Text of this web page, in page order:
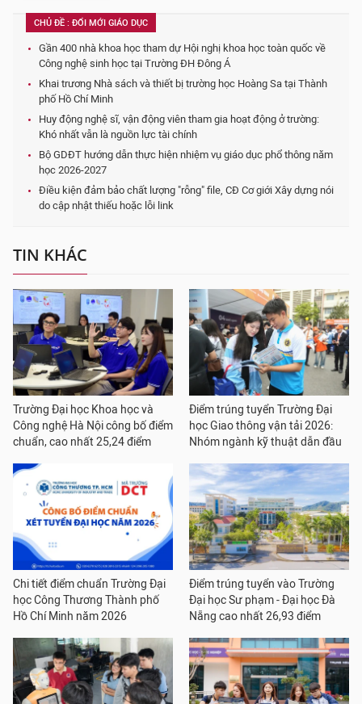
CHỦ ĐỀ : ĐỔI MỚI GIÁO DỤC
Gần 400 nhà khoa học tham dự Hội nghị khoa học toàn quốc về
Công nghệ sinh học tại Trường ĐH Đông Á
Khai trương Nhà sách và thiết bị trường học Hoàng Sa tại Thành
phố Hồ Chí Minh
Huy động nghệ sĩ, vận động viên tham gia hoạt động ở trường:
Khó nhất vẫn là nguồn lực tài chính
Bộ GDĐT hướng dẫn thực hiện nhiệm vụ giáo dục phổ thông năm
học 2026-2027
Điều kiện đảm bảo chất lượng "rỗng" file, CĐ Cơ giới Xây dựng nói
do cập nhật thiếu hoặc lỗi link
TIN KHÁC
Trường Đại học Khoa học và
Công nghệ Hà Nội công bố điểm
chuẩn, cao nhất 25,24 điểm
Điểm trúng tuyển Trường Đại
học Giao thông vận tải 2026:
Nhóm ngành kỹ thuật dẫn đầu
Chi tiết điểm chuẩn Trường Đại
học Công Thương Thành phố
Hồ Chí Minh năm 2026
Điểm trúng tuyển vào Trường
Đại học Sư phạm - Đại học Đà
Nẵng cao nhất 26,93 điểm